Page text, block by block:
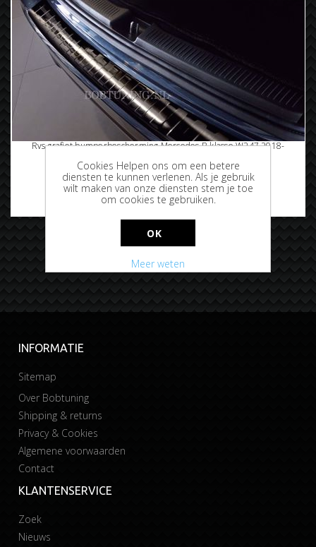
Rvs grafiet bumperbescherming Mercedes B-klasse W247 2018-
€119,95
INFORMATIE
Sitemap
Over Bobtuning
Shipping & returns
Privacy & Cookies
Algemene voorwaarden
Contact
KLANTENSERVICE
Zoek
Nieuws
Cookies Helpen ons om een betere
diensten te kunnen verlenen. Als je gebruik
wilt maken van onze diensten stem je toe
om cookies te gebruiken.
OK
Meer weten